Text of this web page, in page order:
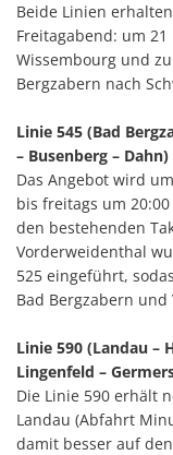
Beide Linien
Freitagabend: um
Wissembourg und
Bergzabern nach
Linie 545 (Bad
– Busenberg – Dahn)
Das Angebot wird
bis freitags um
den bestehenden
Vorderweidenthal
525 eingeführt,
Bad Bergzabern
Linie 590 (Landau –
Lingenfeld –
Die Linie 590 erhält
Landau (Abfahrt
damit besser auf